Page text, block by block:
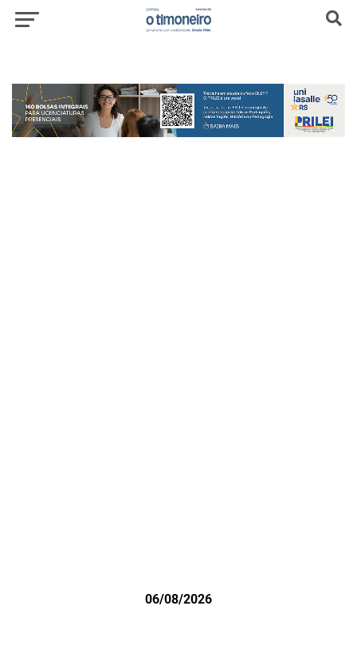
06/08/2026